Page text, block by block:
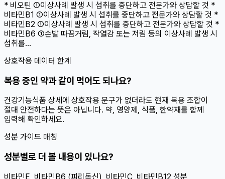
* 비오틴 ①이상사례 발생 시 섭취를 중단하고 전문가와 상담할 것 *
비타민B1 ①이상사례 발생 시 섭취를 중단하고 전문가와 상담할 것 *
비타민B2 ①이상사례 발생 시 섭취를 중단하고 전문가와 상담할 것 *
비타민B6 ①손발 따끔거림, 작열감 또는 저림 등의 이상사례 발생 시
섭취를...
상호작용 데이터 한계
복용 중인 약과 같이 먹어도 되나요?
건강기능식품 상세에 상호작용 문구가 없더라도 현재 복용 조합이
절대 안전하다는 뜻은 아닙니다. 약, 영양제, 식품, 한약재를 함께
입력해 확인하세요.
성분 가이드 매칭
성분별로 더 볼 내용이 있나요?
비타민E, 비타민B6 (피리독신), 비타민C, 비타민B12 성분